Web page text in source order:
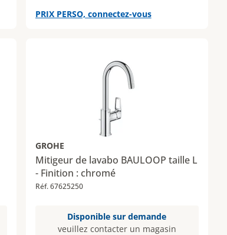
PRIX PERSO, connectez-vous
GROHE
Mitigeur de lavabo BAULOOP taille L
- Finition : chromé
Réf. 67625250
Disponible sur demande
veuillez contacter un magasin